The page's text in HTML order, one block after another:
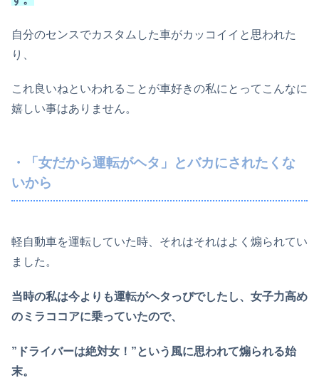
自分のセンスでカスタムした車がカッコイイと思われた
り、
これ良いねといわれることが車好きの私にとってこんなに
嬉しい事はありません。
・「女だから運転がヘタ」とバカにされたくな
いから
軽自動車を運転していた時、それはそれはよく煽られてい
ました。
当時の私は今よりも運転がヘタっぴでしたし、女子力高め
のミラココアに乗っていたので、
”ドライバーは絶対女！”という風に思われて煽られる始
末。